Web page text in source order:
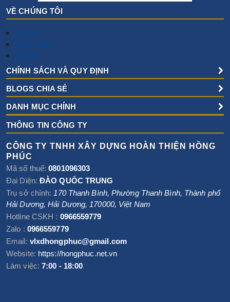
VỀ CHÚNG TÔI
Liên hệ
Hồng Phúc
Tin tức
CHÍNH SÁCH VÀ QUY ĐỊNH
BLOGS CHIA SẺ
DANH MỤC CHÍNH
THÔNG TIN CÔNG TY
CÔNG TY TNHH XÂY DỰNG HOÀN THIỆN HỒNG
PHÚC
Mã số thuế:0801096303
Đại Diện: ĐÀO QUỐC TRUNG
Trụ sở chính: 170 Thanh Bình, Phường Thanh Bình, Thành phố
Hải Dương,Hải Dương, 170000, Việt Nam
Hotline CSKH : 0966559779
Zalo : 0966559779
Email: vlxdhongphuc@gmail.com
Website: https://hongphuc.net.vn
Làm việc: 7:00 - 18:00